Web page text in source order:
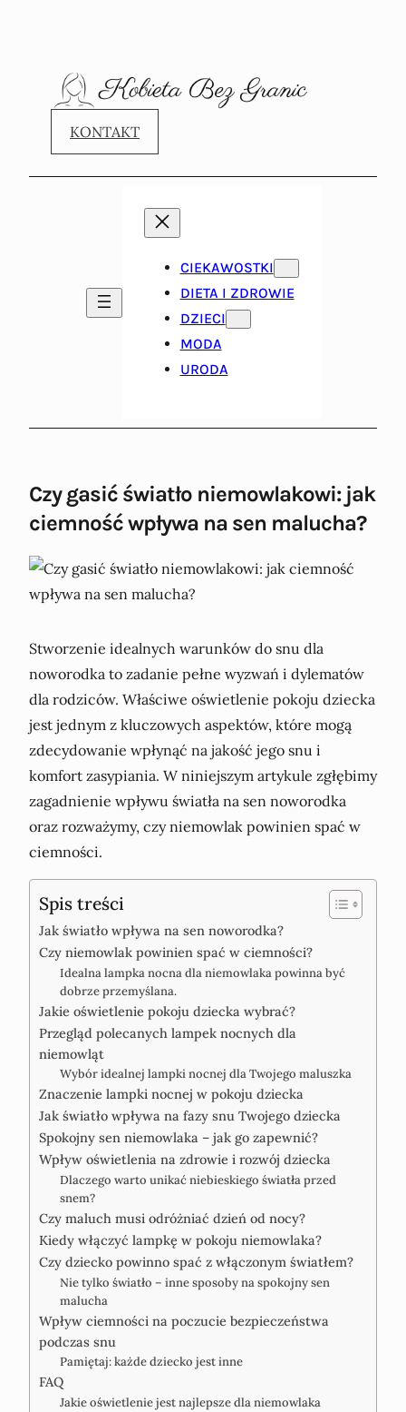
KONTAKT
CIEKAWOSTKI
DIETA I ZDROWIE
DZIECI
MODA
URODA
Czy gasić światło niemowlakowi: jak
ciemność wpływa na sen malucha?
Stworzenie idealnych warunków do snu dla
noworodka to zadanie pełne wyzwań i dylematów
dla rodziców. Właściwe oświetlenie pokoju dziecka
jest jednym z kluczowych aspektów, które mogą
zdecydowanie wpłynąć na jakość jego snu i
komfort zasypiania. W niniejszym artykule zgłębimy
zagadnienie wpływu światła na sen noworodka
oraz rozważymy, czy niemowlak powinien spać w
ciemności.
Spis treści
Jak światło wpływa na sen noworodka?
Czy niemowlak powinien spać w ciemności?
Idealna lampka nocna dla niemowlaka powinna być
dobrze przemyślana.
Jakie oświetlenie pokoju dziecka wybrać?
Przegląd polecanych lampek nocnych dla
niemowląt
Wybór idealnej lampki nocnej dla Twojego maluszka
Znaczenie lampki nocnej w pokoju dziecka
Jak światło wpływa na fazy snu Twojego dziecka
Spokojny sen niemowlaka – jak go zapewnić?
Wpływ oświetlenia na zdrowie i rozwój dziecka
Dlaczego warto unikać niebieskiego światła przed
snem?
Czy maluch musi odróżniać dzień od nocy?
Kiedy włączyć lampkę w pokoju niemowlaka?
Czy dziecko powinno spać z włączonym światłem?
Nie tylko światło – inne sposoby na spokojny sen
malucha
Wpływ ciemności na poczucie bezpieczeństwa
podczas snu
Pamiętaj: każde dziecko jest inne
FAQ
Jakie oświetlenie jest najlepsze dla niemowlaka